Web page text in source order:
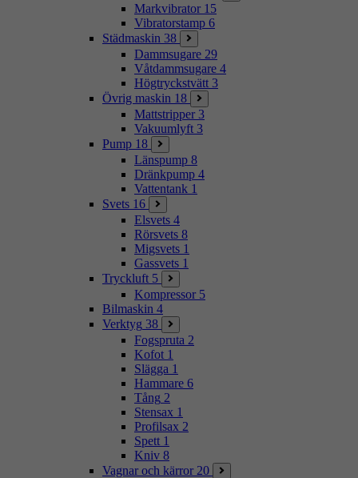
Markvibrator 15
Vibratorstamp 6
Städmaskin 38
Dammsugare 29
Våtdammsugare 4
Högtryckstvätt 3
Övrig maskin 18
Mattstripper 3
Vakuumlyft 3
Pump 18
Länspump 8
Dränkpump 4
Vattentank 1
Svets 16
Elsvets 4
Rörsvets 8
Migsvets 1
Gassvets 1
Tryckluft 5
Kompressor 5
Bilmaskin 4
Verktyg 38
Fogspruta 2
Kofot 1
Slägga 1
Hammare 6
Tång 2
Stensax 1
Profilsax 2
Spett 1
Kniv 8
Vagnar och kärror 20